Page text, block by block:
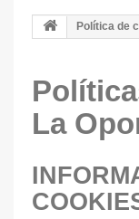
Política de
La